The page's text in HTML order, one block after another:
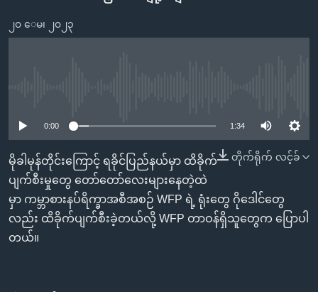
သို့
စာမျက်နှာ
သို့
ကျော်
ကြည့်
ရန်
အစ္စရေး-ပါလက်စတိုင်း
ရပ်ဝန်းတခု လမ်းတခု အလွန်
အင်္ဂလိပ်စာလေ့လာမယ်
ဗွီအိုအေ လူမှုကွန်ယက်များ
၂၀ ေမ၊ ၂၀၂၃
0:00 1:34
တိုက်ရိုက် လင့်ခ်
မိုခါမုန်တိုင်းကြောင့် ရခိုင်ပြည်နယ်မှာ ထိခိုက်
ပျက်စီးမှုတွေ တော်တော်လေးများနေတဲ့ထဲ
မှာ ကမ္ဘာစားနပ်ရိက္ခာအစီအစဉ် WFP ရဲ့ ရုံးတွေ ဂိုဒေါင်တွေ
လည်း ထိခိုက်ပျက်စီးခဲ့တယ်လို့ WFP တာဝန်ရှိသူတွေက ပြောပါ
တယ်။